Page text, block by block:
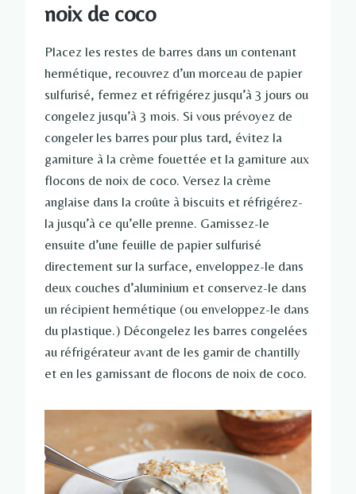
noix de coco
Placez les restes de barres dans un contenant
hermétique, recouvrez d’un morceau de papier
sulfurisé, fermez et réfrigérez jusqu’à 3 jours ou
congelez jusqu’à 3 mois. Si vous prévoyez de
congeler les barres pour plus tard, évitez la
garniture à la crème fouettée et la garniture aux
flocons de noix de coco. Versez la crème
anglaise dans la croûte à biscuits et réfrigérez-
la jusqu’à ce qu’elle prenne. Garnissez-le
ensuite d’une feuille de papier sulfurisé
directement sur la surface, enveloppez-le dans
deux couches d’aluminium et conservez-le dans
un récipient hermétique (ou enveloppez-le dans
du plastique.) Décongelez les barres congelées
au réfrigérateur avant de les garnir de chantilly
et en les garnissant de flocons de noix de coco.